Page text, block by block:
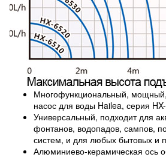
Многофункциональный,
насос для воды Hailea, серия
Универсальный, подходит для
фонтанов, водопадов, сампов,
систем, и для любых бытовых и
Алюминиево-керамическая ось